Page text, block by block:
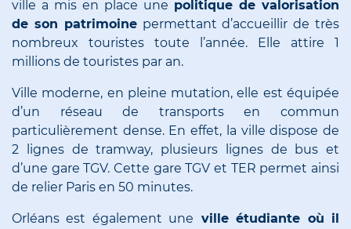
ville a mis en place une politique de valorisation
de son patrimoinepermettant d’accueillir de très
nombreux touristes toute l’année. Elle attire 1
millions de touristes par an.
Ville moderne, en pleine mutation, elle est équipée
d’un réseau de transports en commun
particulièrement dense. En effet, la ville dispose de
2 lignes de tramway, plusieurs lignes de bus et
d’une gare TGV. Cette gare TGV et TER permet ainsi
de relier Paris en 50 minutes.
Orléans est également une ville étudiante où il